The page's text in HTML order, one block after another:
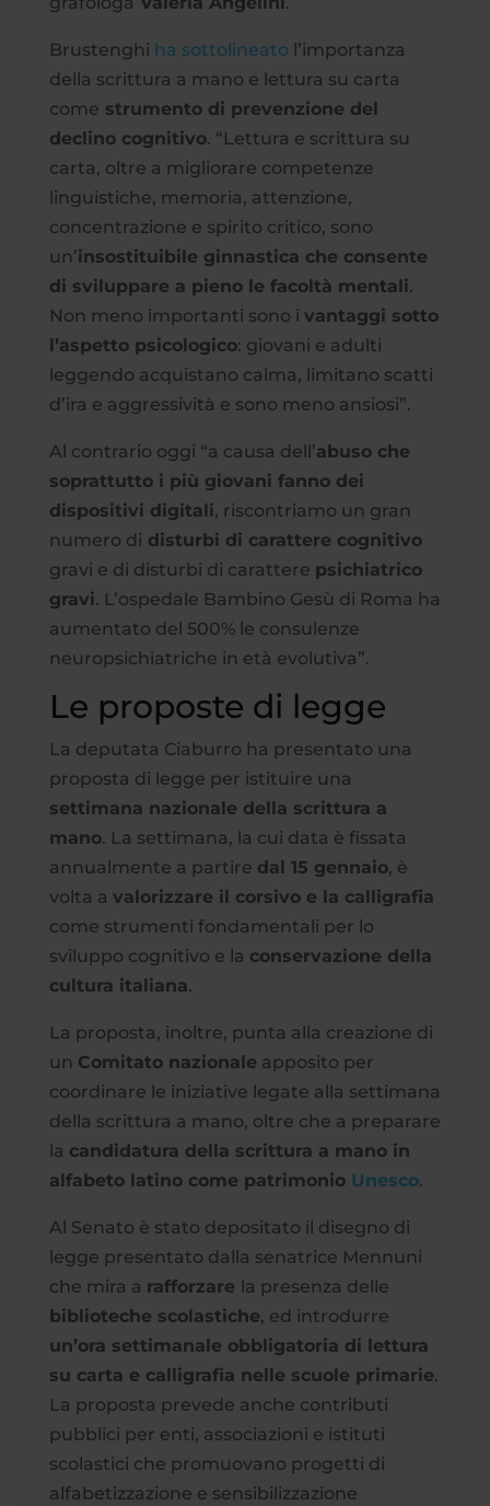
Brustenghi ha sottolineato l’importanza
della scrittura a mano e lettura su carta
come strumento di prevenzione del
declino cognitivo. “Lettura e scrittura su
carta, oltre a migliorare competenze
linguistiche, memoria, attenzione,
concentrazione e spirito critico, sono
un’insostituibile ginnastica che consente
di sviluppare a pieno le facoltà mentali.
Non meno importanti sono i vantaggi sotto
l’aspetto psicologico: giovani e adulti
leggendo acquistano calma, limitano scatti
d’ira e aggressività e sono meno ansiosi”.
Al contrario oggi “a causa dell’abuso che
soprattutto i più giovani fanno dei
dispositivi digitali, riscontriamo un gran
numero di disturbi di carattere cognitivo
gravi e di disturbi di carattere psichiatrico
gravi. L’ospedale Bambino Gesù di Roma ha
aumentato del 500% le consulenze
neuropsichiatriche in età evolutiva”.
Le proposte di legge
La deputata Ciaburro ha presentato una
proposta di legge per istituire una
settimana nazionale della scrittura a
mano. La settimana, la cui data è fissata
annualmente a partire dal 15 gennaio, è
volta a valorizzare il corsivo e la calligrafia
come strumenti fondamentali per lo
sviluppo cognitivo e la conservazione della
cultura italiana.
La proposta, inoltre, punta alla creazione di
un Comitato nazionale apposito per
coordinare le iniziative legate alla settimana
della scrittura a mano, oltre che a preparare
la candidatura della scrittura a mano in
alfabeto latino come patrimonio Unesco.
Al Senato è stato depositato il disegno di
legge presentato dalla senatrice Mennuni
che mira a rafforzare la presenza delle
biblioteche scolastiche, ed introdurre
un’ora settimanale obbligatoria di lettura
su carta e calligrafia nelle scuole primarie.
La proposta prevede anche contributi
pubblici per enti, associazioni e istituti
scolastici che promuovano progetti di
alfabetizzazione e sensibilizzazione